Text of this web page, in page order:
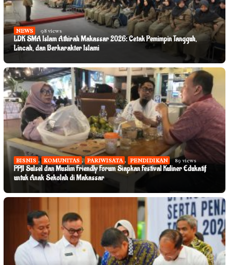
NEWS 98 views
LDK SMA Islam Athirah Makassar 2026: Cetak Pemimpin Tangguh,
Lincah, dan Berkarakter Islami
BISNIS , KOMUNITAS , PARIWISATA , PENDIDIKAN 89 views
PPJI Sulsel dan Muslim Friendly Forum Siapkan Festival Kuliner Edukatif
untuk Anak Sekolah di Makassar